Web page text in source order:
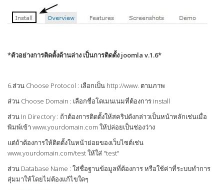
*ตัวอย่างการติดตั้งด้านล่าง เป็นการติดตั้ง joomla v.1.6*
6.ส่วน Choose Protocol : เลือกเป็น http://www. ตามภาพ
ส่วน Choose Domain : เลือกชื่อโดเมนเนมที่ต้องการ install
ส่วน In Directory : ถ้าต้องการติดตั้งให้สคริปดังกล่าวเป็นหน้าหลักเช่นเมื่อ
พิมพ์เข้า www.yourdomain.com ให้ปล่อยเป็นช่องว่าง
แต่ถ้าต้องการให้ติดตั้งในหน้าย่อยของเว็บไซต์เช่น
www.yourdomain.com/test ให้ใส่ "test"
ส่วน Database Name : ใส่ชื่อฐานข้อมูลที่ต้องการ หรือใช้ค่าที่ระบบทำการ
สุ่มมาให้โดยไม่ต้องแก้ไขใดๆ